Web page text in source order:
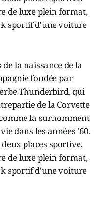
de luxe plein format,
sportif d'une voiture